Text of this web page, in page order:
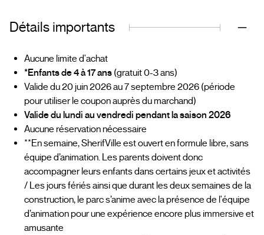
Détails importants
Aucune limite d'achat
*Enfants de 4 à 17 ans (gratuit 0-3 ans)
Valide du 20 juin 2026 au 7 septembre 2026 (période
pour utiliser le coupon auprès du marchand)
Valide du lundi au vendredi pendant la saison 2026
Aucune réservation nécessaire
**En semaine, SherifVille est ouvert en formule libre, sans
équipe d’animation. Les parents doivent donc
accompagner leurs enfants dans certains jeux et activités
/ Les jours fériés ainsi que durant les deux semaines de la
construction, le parc s’anime avec la présence de l'équipe
d’animation pour une expérience encore plus immersive et
amusante